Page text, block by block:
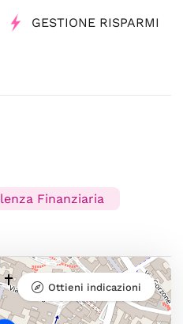
GESTIONE RISPARMI
Finanziaria
Ottieni indicazioni